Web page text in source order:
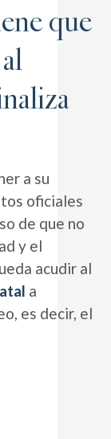
que
a su
oficiales
de que no
y el
acudir al
a
es decir, el